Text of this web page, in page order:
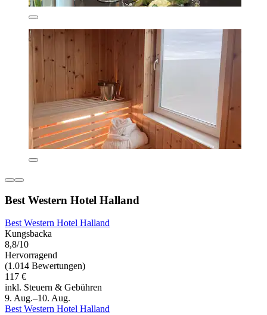
Best Western Hotel Halland
Best Western Hotel Halland
Kungsbacka
8,8/10
Hervorragend
(1.014 Bewertungen)
117 €
inkl. Steuern & Gebühren
9. Aug.–10. Aug.
Best Western Hotel Halland